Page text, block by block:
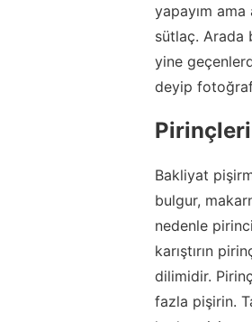
yapayım
sütlaç. Arada
yine
deyip
Bakliyat
bulgur,
nedenle
karıştırın
dilimidir.
fazla pişirin.